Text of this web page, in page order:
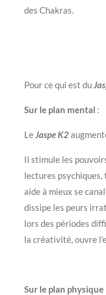
des Chakras.
Pour ce qui est du
Sur le plan mental :
LeJaspe K2
Il stimule les
lectures
aide à mieux se
dissipe les peurs
lors des périodes
la créativité, ouvre
Sur le plan physique